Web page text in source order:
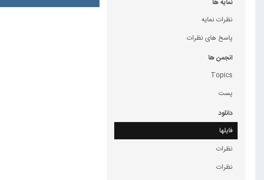
نمایه ها
نظرات نمایه
پاسخ های نظرات
انجمن ها
Topics
پست
دانلود
فایلها
نظرات
نظرات